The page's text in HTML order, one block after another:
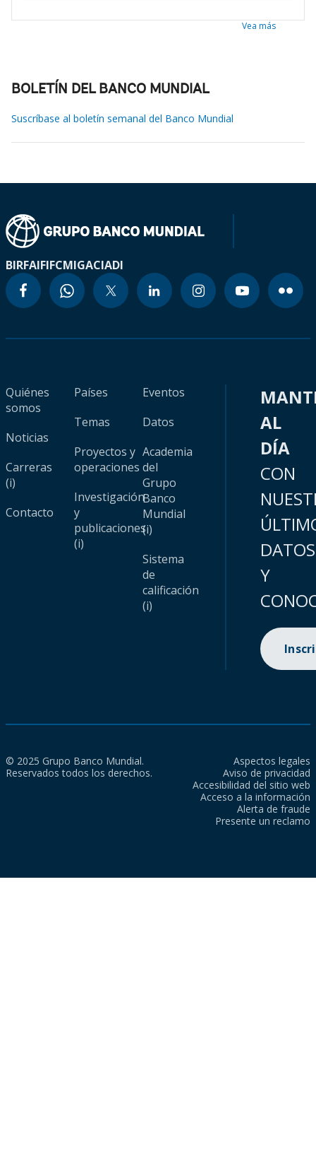
Vea más
BOLETÍN DEL BANCO MUNDIAL
Suscríbase al boletín semanal del Banco Mundial
BIRFAIFIFCMIGACIADI
Quiénes
somos
Noticias
Carreras
(i)
Contacto
Países
Temas
Proyectos y
operaciones
Investigación
y
publicaciones
(i)
Eventos
Datos
Academia
del
Grupo
Banco
Mundial
(i)
Sistema
de
calificación
(i)
AL
DÍA
CON
DATOS
Y
© 2025 Grupo Banco Mundial.
Reservados todos los derechos.
Aspectos legales
Aviso de privacidad
Accesibilidad del sitio web
Acceso a la información
Alerta de fraude
Presente un reclamo